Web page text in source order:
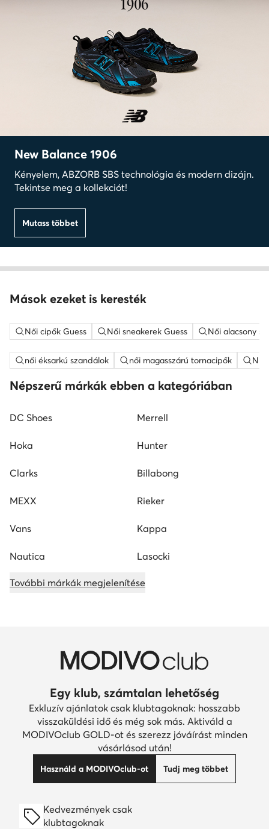
New Balance 1906
Kényelem, ABZORB SBS technológia és modern dizájn.
Tekintse meg a kollekciót!
Mutass többet
Mások ezeket is keresték
Női cipők Guess Női sneakerek Guess Női alacsony
női éksarkú szandálok női magasszárú tornacipők
Népszerű márkák ebben a kategóriában
DC Shoes Merrell
Hoka Hunter
Clarks Billabong
MEXX Rieker
Vans Kappa
Nautica Lasocki
További márkák megjelenítése
Egy klub, számtalan lehetőség
Exkluzív ajánlatok csak klubtagoknak: hosszabb
visszaküldési idő és még sok más. Aktiváld a
MODIVOclub GOLD-ot és szerezz jóváírást minden
vásárlásod után!
Használd a MODIVOclub-ot Tudj meg többet
Kedvezmények csak
klubtagoknak